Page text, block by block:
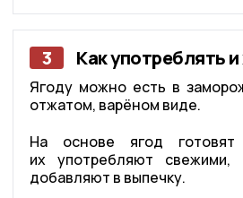
3 Как употреблять
Ягоду можно есть в
отжатом, варёном виде.
На основе ягод
их употребляют свежими,
добавляют в выпечку.